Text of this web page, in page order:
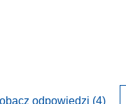
odpowiedzi (4)